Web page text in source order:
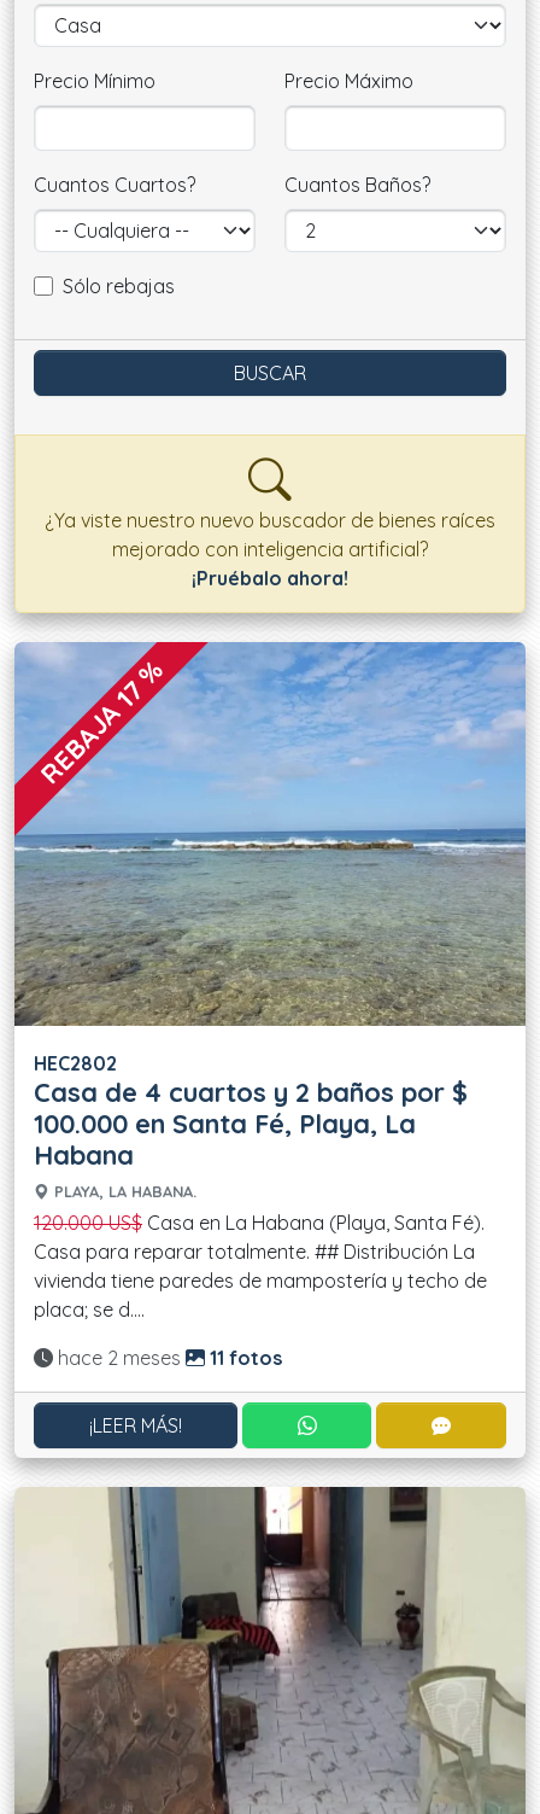
Precio Mínimo Precio Máximo
Cuantos Cuartos? Cuantos Baños?
Sólo rebajas
¿Ya viste nuestro nuevo buscador de bienes raíces
mejorado con inteligencia artificial?
¡Pruébalo ahora!
Ofertas disponibles
REBAJA 17 %
HEC2802
Casa de 4 cuartos y 2 baños por $
100.000 en Santa Fé, Playa, La
Habana
PLAYA, LA HABANA.
120.000 US$ Casa en La Habana (Playa, Santa Fé).
Casa para reparar totalmente. ## Distribución La
vivienda tiene paredes de mampostería y techo de
placa; se d....
Actualizado:
hace 2 meses 11 fotos
¡LEER MÁS! CONTACTAR POR